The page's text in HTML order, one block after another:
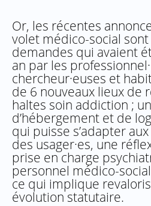
Or, les récentes
volet médico-social
demandes qui avaient
an par les
chercheur·euses et
de 6 nouveaux lieux de
haltes soin addiction ;
d’hébergement et de
qui puisse s’adapter
des usager·es, une
prise en charge
personnel médico-
ce qui implique
évolution statutaire.